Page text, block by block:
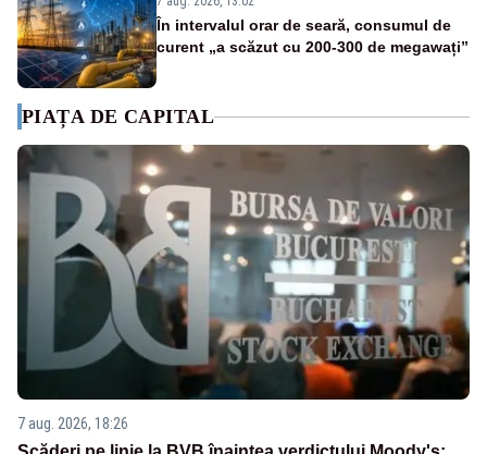
În intervalul orar de seară, consumul de
curent „a scăzut cu 200-300 de megawați”
PIAȚA DE CAPITAL
7 aug. 2026, 18:26